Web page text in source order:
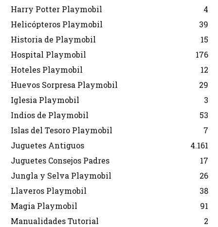
Harry Potter Playmobil
4
Helicópteros Playmobil
39
Historia de Playmobil
15
Hospital Playmobil
176
Hoteles Playmobil
12
Huevos Sorpresa Playmobil
29
Iglesia Playmobil
3
Indios de Playmobil
53
Islas del Tesoro Playmobil
7
Juguetes Antiguos
4.161
Juguetes Consejos Padres
17
Jungla y Selva Playmobil
26
Llaveros Playmobil
38
Magia Playmobil
91
Manualidades Tutorial
2